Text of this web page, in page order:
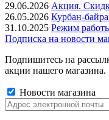
29.06.2026 Акция.
26.05.2026 Курбан-
31.10.2025 Режим
Подписка на новости
Подпишитесь на
акции нашего магазина.
Новости магазина